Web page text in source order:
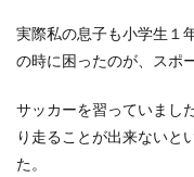
実際私の息子も小学生１
の時に困ったのが、スポ
サッカーを習っていまし
り走ることが出来ないと
た。